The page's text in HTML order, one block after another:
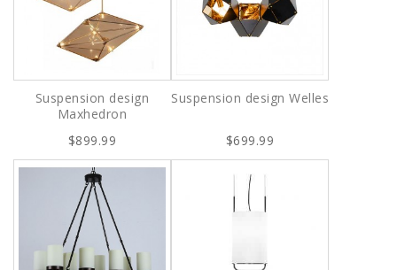
Suspension design
Maxhedron
$899.99
Suspension design Welles
$699.99